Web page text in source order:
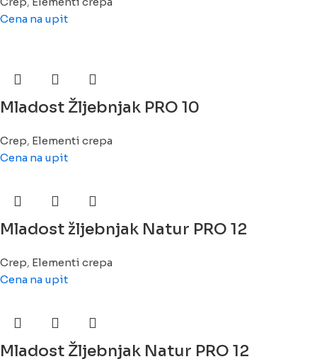
Cena na upit
Mladost Žljebnjak PRO 10
Crep, Elementi crepa
Cena na upit
Mladost žljebnjak Natur PRO 12
Crep, Elementi crepa
Cena na upit
Mladost Žljebnjak Natur PRO 12